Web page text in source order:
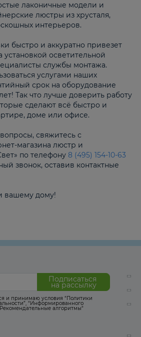
лаконичные модели и
люстры из хрусталя,
интерьеров.
быстро и аккуратно привезет
установкой осветительной
службы монтажа.
услугами наших
срок на оборудование
Так что лучше доверить работу
сделают всё быстро и
доме или офисе.
свяжитесь с
магазина люстр и
по телефону 8 (495) 154-10-63
звонок, оставив контактные
вашему дому!
Подписаться
на рассылку
и принимаю условия “Политики
, “Информированного
алгоритмы“